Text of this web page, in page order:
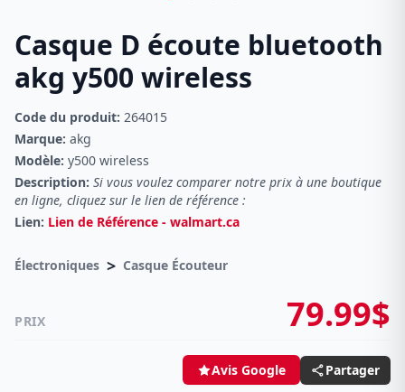
Casque D écoute bluetooth
akg y500 wireless
Code du produit: 264015
Marque: akg
Modèle: y500 wireless
Description: Si vous voulez comparer notre prix à une boutique
en ligne, cliquez sur le lien de référence :
Lien: Lien de Référence - walmart.ca
Électroniques > Casque Écouteur
PRIX 79.99$
Avis Google Partager